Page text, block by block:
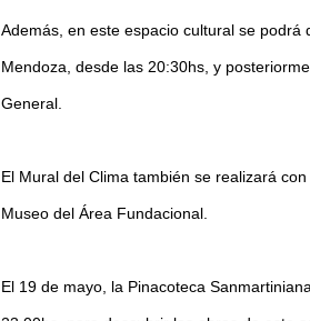
Además, en este espacio cultural se
Mendoza, desde las 20:30hs, y
General.
El Mural del Clima también se realizará
Museo del Área Fundacional.
El 19 de mayo, la Pinacoteca